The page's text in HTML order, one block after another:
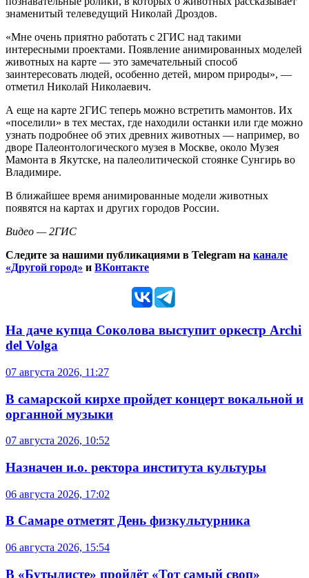
знаменитый телеведущий Николай Дроздов.
«Мне очень приятно работать с 2ГИС над такими
интересными проектами. Появление анимированных моделей
животных на карте — это замечательный способ
заинтересовать людей, особенно детей, миром природы», —
отметил Николай Николаевич.
А еще на карте 2ГИС теперь можно встретить мамонтов. Их
«поселили» в тех местах, где находили останки или где можно
узнать подробнее об этих древних животных — например, во
дворе Палеонтологического музея в Москве, около Музея
Мамонта в Якутске, на палеолитической стоянке Сунгирь во
Владимире.
В ближайшее время анимированные модели животных
появятся на картах и других городов России.
Видео — 2ГИС
Следите за нашими публикациями в Telegram на канале
«Другой город» и ВКонтакте
На даче купца Соколова выступит оркестр Archi
del Volga
07 августа 2026, 11:27
В самарской кирхе пройдет концерт вокальной и
органной музыки
07 августа 2026, 10:52
Назначен и.о. ректора института культуры
06 августа 2026, 17:02
В Самаре отметят День физкультурника
06 августа 2026, 15:54
В «Бутылисте» пройдёт «Тот самый своп»